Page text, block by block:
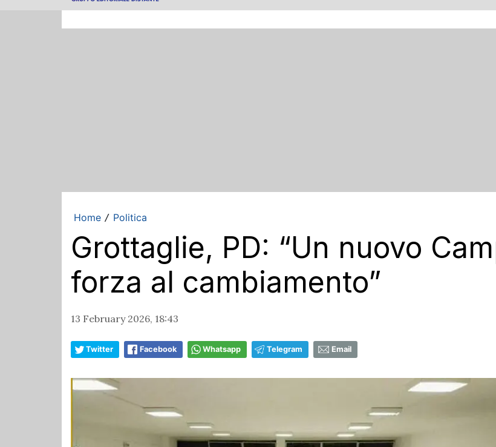
Home / Politica
Grottaglie, PD: “Un nuovo
forza al cambiamento”
13 February 2026, 18:43
Twitter Facebook Whatsapp Telegram Email